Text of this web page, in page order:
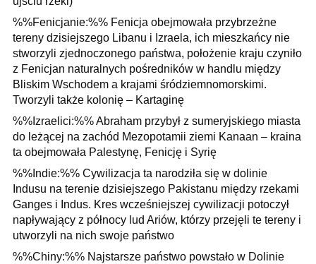
%%Fenicjanie:%% Fenicja obejmowała przybrzeżne
tereny dzisiejszego Libanu i Izraela, ich mieszkańcy nie
stworzyli zjednoczonego państwa, położenie kraju czyniło
z Fenicjan naturalnych pośredników w handlu między
Bliskim Wschodem a krajami śródziemnomorskimi.
Tworzyli także kolonię – Kartaginę
%%Izraelici:%% Abraham przybył z sumeryjskiego miasta
do leżącej na zachód Mezopotamii ziemi Kanaan – kraina
ta obejmowała Palestynę, Fenicję i Syrię
%%Indie:%% Cywilizacja ta narodziła się w dolinie
Indusu na terenie dzisiejszego Pakistanu między rzekami
Ganges i Indus. Kres wcześniejszej cywilizacji potoczył
napływający z północy lud Ariów, którzy przejęli te tereny i
utworzyli na nich swoje państwo
%%Chiny:%% Najstarsze państwo powstało w Dolinie